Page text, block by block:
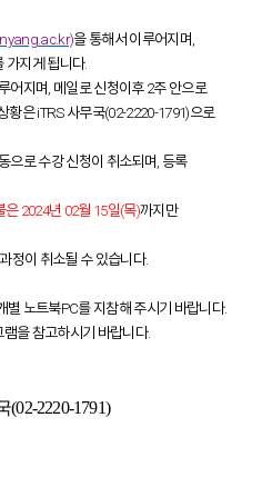
을 통해서 이루어지며,
가지게 됩니다.
어지며, 메일로 신청이후 2주 안으로
황은 iTRS 사무국(02-2220-1791)으로
으로 수강 신청이 취소되며, 등록
은 2024년 02월 15일(목)까지만
정이 취소될 수 있습니다.
노트북PC를 지참해 주시기 바랍니다.
을 참고하시기 바랍니다.
2220-1791)